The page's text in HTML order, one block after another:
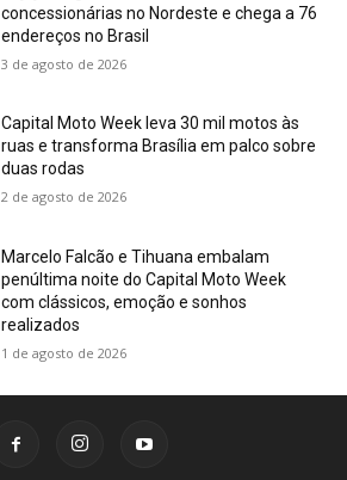
concessionárias no Nordeste e chega a 76
endereços no Brasil
3 de agosto de 2026
Capital Moto Week leva 30 mil motos às
ruas e transforma Brasília em palco sobre
duas rodas
2 de agosto de 2026
Marcelo Falcão e Tihuana embalam
penúltima noite do Capital Moto Week
com clássicos, emoção e sonhos
realizados
1 de agosto de 2026